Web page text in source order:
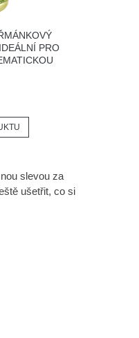
PRO
slevou za
ušetřit, co si